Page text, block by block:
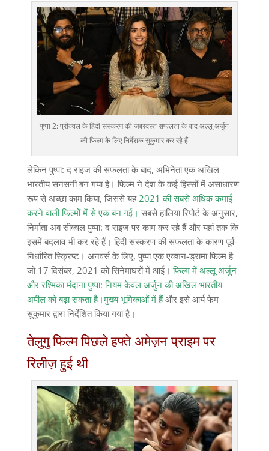
पुष्पा 2: प्रीक्वल के हिंदी संस्करण की जबरदस्त सफलता के बाद अल्लू अर्जुन
की फिल्म के लिए निर्देशक सुकुमार कर रहे हैं
लेकिन पुष्पा: द राइज की सफलता के बाद, अभिनेता एक अखिल
भारतीय सनसनी बन गया है। फिल्म ने देश के कई हिस्सों में असाधारण
रूप से अच्छा काम किया, जिससे यह2021 की सबसे अधिक कमाई
करने वाली फिल्मों में से एक बन गई। सबसे हालिया रिपोर्ट के अनुसार,
निर्माता अब सीक्वल पुष्पा: द राइज पर काम कर रहे हैं और यहां तक ​​कि
इसमें बदलाव भी कर रहे हैं। हिंदी संस्करण की सफलता के कारण पूर्व-
निर्धारित स्क्रिप्ट। अनवर्स के लिए, पुष्पा एक एक्शन-ड्रामा फिल्म है
जो 17 दिसंबर, 2021 को सिनेमाघरों में आई।फिल्म में अल्लू अर्जुन
और रश्मिका मंदाना पुष्पा: नियम केवल अर्जुन की अखिल भारतीय
अपील को बढ़ा सकता है।मुख्य भूमिकाओं में हैंऔर इसे आर्य फेम
सुकुमार द्वारा निर्देशित किया गया है।
तेलुगु फिल्म पिछले हफ्ते अमेज़न प्राइम पर
रिलीज़ हुई थी